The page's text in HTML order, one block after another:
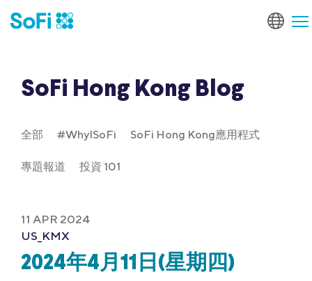
SoFi Hong Kong Blog
全部 #WhyISoFi SoFi Hong Kong應用程式
專題報道 投資 101
11 APR 2024
US_KMX
2024年4月11日(星期四)